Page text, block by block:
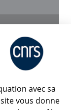
avec sa
vous donne